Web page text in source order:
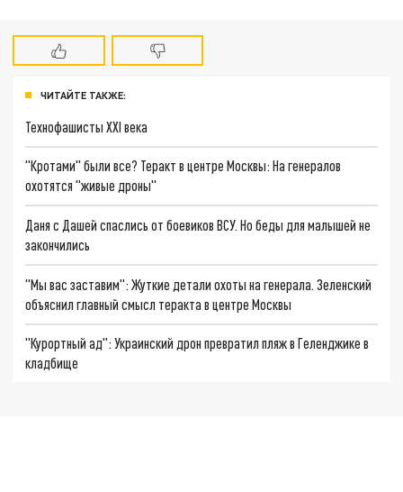
ЧИТАЙТЕ ТАКЖЕ:
Технофашисты XXI века
"Кротами" были все? Теракт в центре Москвы: На генералов
охотятся "живые дроны"
Даня с Дашей спаслись от боевиков ВСУ. Но беды для малышей не
закончились
"Мы вас заставим": Жуткие детали охоты на генерала. Зеленский
объяснил главный смысл теракта в центре Москвы
"Курортный ад": Украинский дрон превратил пляж в Геленджике в
кладбище